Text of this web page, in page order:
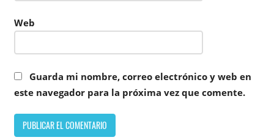
Web
Guarda mi nombre, correo electrónico y web en
este navegador para la próxima vez que comente.